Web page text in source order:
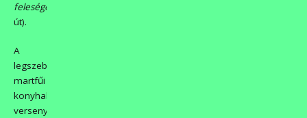
felesége
út).
A
legszebb
martfűi
konyhakertek
versenyében,